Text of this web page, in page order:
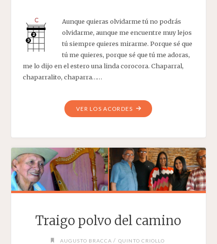
Aunque quieras olvidarme tú no podrás
olvidarme, aunque me encuentre muy lejos
tú siempre quieres mirarme. Porque sé que
tú me quieres, porque sé que tú me adoras,
me lo dijo en el estero una linda corocora. Chaparral,
chaparralito, chaparra……
VER LOS ACORDES"CHAPARRALITO
Traigo polvo del camino
AUGUSTO BRACCA / QUINTO CRIOLLO